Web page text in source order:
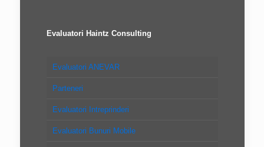
Evaluatori Haintz Consulting
Evaluatori ANEVAR
Parteneri
Evaluatori Intreprinderi
Evaluatori Bunuri Mobile